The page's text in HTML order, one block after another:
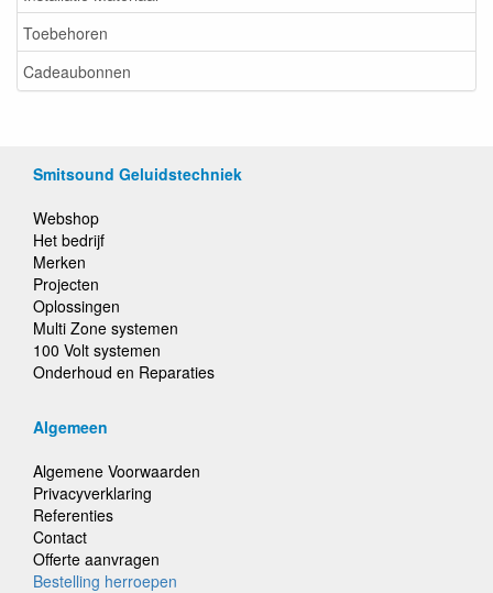
Toebehoren
Cadeaubonnen
Smitsound Geluidstechniek
Webshop
Het bedrijf
Merken
Projecten
Oplossingen
Multi Zone systemen
100 Volt systemen
Onderhoud en Reparaties
Algemeen
Algemene Voorwaarden
Privacyverklaring
Referenties
Contact
Offerte aanvragen
Bestelling herroepen